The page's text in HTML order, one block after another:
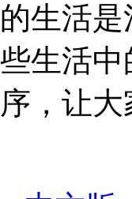
生活
生活
，让